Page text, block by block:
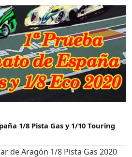
1/8 Pista Gas y 1/10 Touring